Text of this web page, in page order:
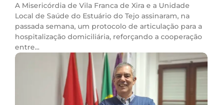
A Misericórdia de Vila Franca de Xira e a Unidade
Local de Saúde do Estuário do Tejo assinaram, na
passada semana, um protocolo de articulação para a
hospitalização domiciliária, reforçando a cooperação
entre...